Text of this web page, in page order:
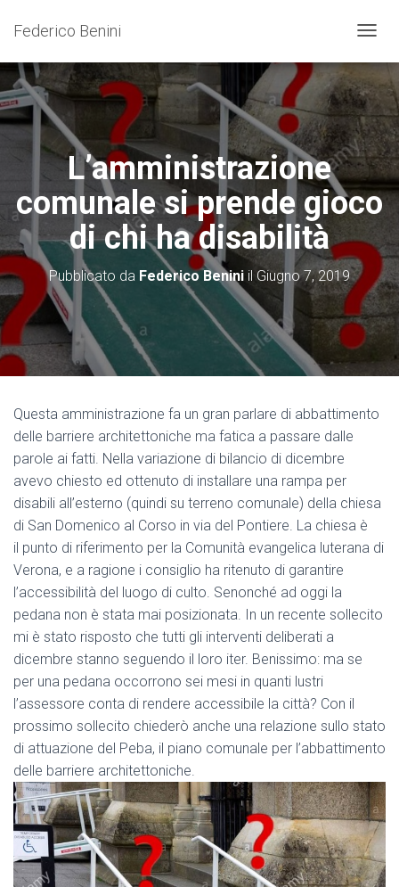
Federico Benini
A
I
A
Z
I
O
N
E
O
L
E
L’amministrazione
comunale si prende gioco
di chi ha disabilità
Pubblicato da Federico Benini il Giugno 7, 2019
Questa amministrazione fa un gran parlare di abbattimento
delle barriere architettoniche ma fatica a passare dalle
parole ai fatti. Nella variazione di bilancio di dicembre
avevo chiesto ed ottenuto di installare una rampa per
disabili all’esterno (quindi su terreno comunale) della chiesa
di San Domenico al Corso in via del Pontiere. La chiesa è
il punto di riferimento per la Comunità evangelica luterana di
Verona, e a ragione i consiglio ha ritenuto di garantire
l’accessibilità del luogo di culto. Senonché ad oggi la
pedana non è stata mai posizionata. In un recente sollecito
mi è stato risposto che tutti gli interventi deliberati a
dicembre stanno seguendo il loro iter. Benissimo: ma se
per una pedana occorrono sei mesi in quanti lustri
l’assessore conta di rendere accessibile la città? Con il
prossimo sollecito chiederò anche una relazione sullo stato
di attuazione del Peba, il piano comunale per l’abbattimento
delle barriere architettoniche.